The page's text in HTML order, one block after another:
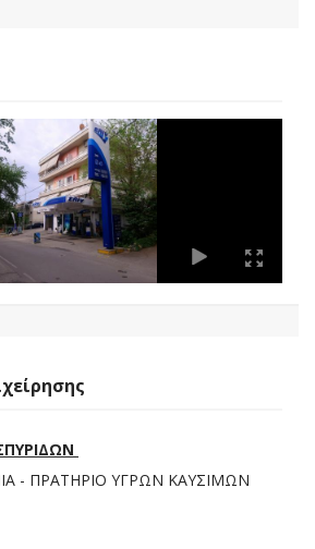
- ΠΡΑΤΗΡΙΟ ΥΓΡΩΝ ΚΑΥΣΙΜΩΝ